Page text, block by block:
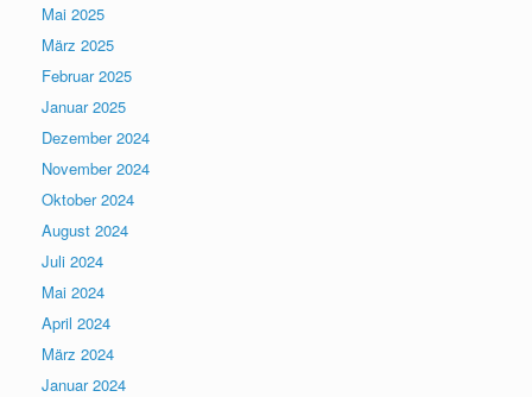
Mai 2025
März 2025
Februar 2025
Januar 2025
Dezember 2024
November 2024
Oktober 2024
August 2024
Juli 2024
Mai 2024
April 2024
März 2024
Januar 2024